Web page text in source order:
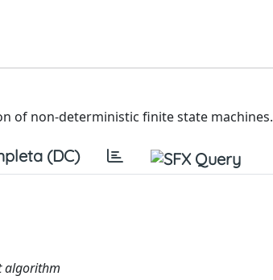
of non-deterministic finite state machines.
(DC)
algorithm